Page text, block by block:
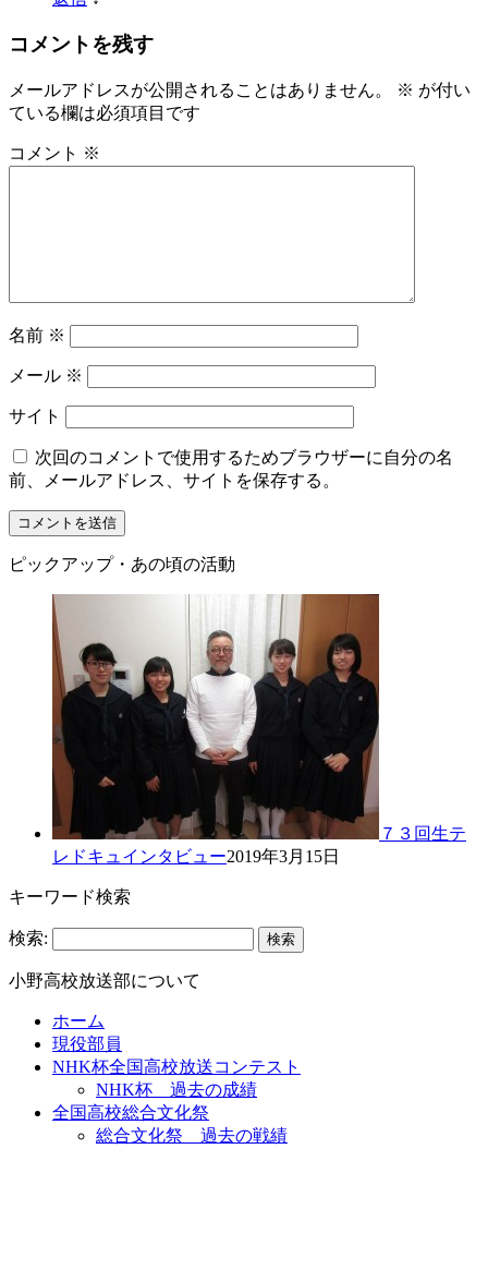
コメントを残す
メールアドレスが公開されることはありません。 ※ が付い
ている欄は必須項目です
コメント ※
名前 ※
メール ※
サイト
次回のコメントで使用するためブラウザーに自分の名
前、メールアドレス、サイトを保存する。
ピックアップ・あの頃の活動
７３回生テ
レドキュインタビュー2019年3月15日
キーワード検索
検索:
小野高校放送部について
ホーム
現役部員
NHK杯全国高校放送コンテスト
NHK杯 過去の成績
全国高校総合文化祭
総合文化祭 過去の戦績